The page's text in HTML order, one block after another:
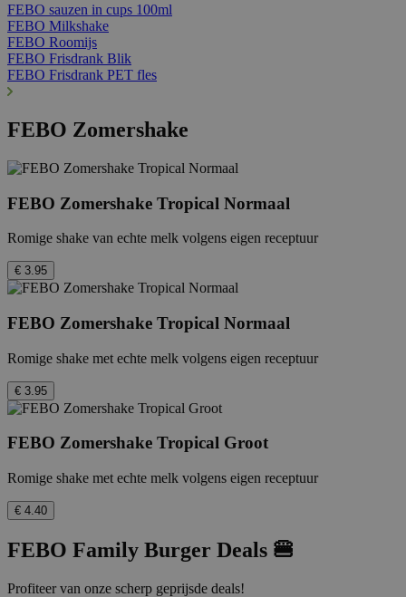
FEBO sauzen in cups 100ml
FEBO Milkshake
FEBO Roomijs
FEBO Frisdrank Blik
FEBO Frisdrank PET fles
FEBO Zomershake
FEBO Zomershake Tropical Normaal
Romige shake van echte melk volgens eigen receptuur
€ 3.95
FEBO Zomershake Tropical Normaal
Romige shake met echte melk volgens eigen receptuur
€ 3.95
FEBO Zomershake Tropical Groot
Romige shake met echte melk volgens eigen receptuur
€ 4.40
FEBO Family Burger Deals 🍔
Profiteer van onze scherp geprijsde deals!